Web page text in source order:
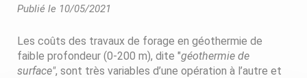
Publié le 10/05/2021
Les coûts des travaux de forage en géothermie de
faible profondeur (0-200 m), dite "géothermie de
surface", sont très variables d’une opération à l’autre et